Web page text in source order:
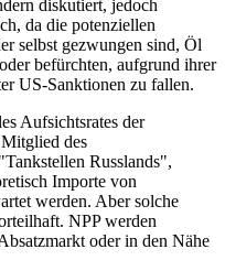
diskutiert, jedoch
da die potenziellen
selbst gezwungen sind, Öl
befürchten, aufgrund ihrer
US-Sanktionen zu fallen.
Aufsichtsrates der
des
Russlands",
Importe von
werden. Aber solche
NPP werden
oder in den Nähe